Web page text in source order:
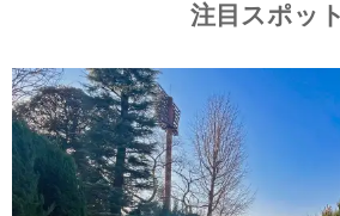
注目スポット